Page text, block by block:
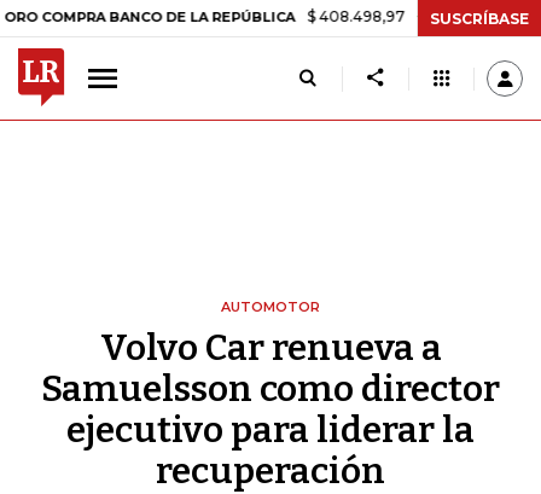
BANCO DE LA REPÚBLICA $ 408.498,97 +$ 8.753,81 +2,19%
SUSCRÍBASE
AUTOMOTOR
Volvo Car renueva a
Samuelsson como director
ejecutivo para liderar la
recuperación